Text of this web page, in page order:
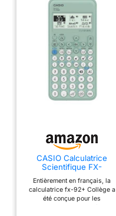
CASIO Calculatrice
Scientifique FX-
Entièrement en français, la
calculatrice fx-92+ Collège a
été conçue pour les